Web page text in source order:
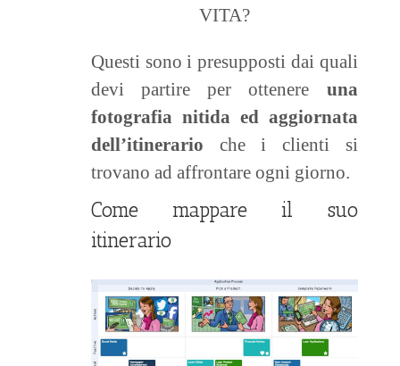
VITA?
Questi sono i presupposti dai quali
devi partire per ottenere una
fotografia nitida ed aggiornata
dell’itinerario che i clienti si
trovano ad affrontare ogni giorno.
Come mappare il suo
itinerario